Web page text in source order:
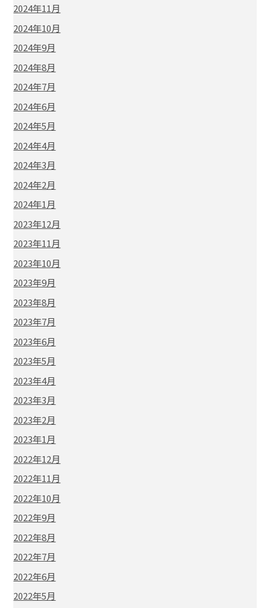
2024年11月
2024年10月
2024年9月
2024年8月
2024年7月
2024年6月
2024年5月
2024年4月
2024年3月
2024年2月
2024年1月
2023年12月
2023年11月
2023年10月
2023年9月
2023年8月
2023年7月
2023年6月
2023年5月
2023年4月
2023年3月
2023年2月
2023年1月
2022年12月
2022年11月
2022年10月
2022年9月
2022年8月
2022年7月
2022年6月
2022年5月